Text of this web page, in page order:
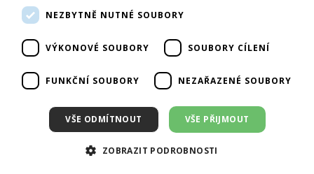
Doprava
Sledujte nás
Web
Přihlásit mailing
NEZBYTNĚ NUTNÉ SOUBORY
VÝKONOVÉ SOUBORY SOUBORY CÍLENÍ
FUNKČNÍ SOUBORY NEZAŘAZENÉ SOUBORY
VŠE PŘIJMOUT
VŠE ODMÍTNOUT
ZOBRAZIT PODROBNOSTI